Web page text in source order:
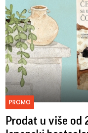
PROMO
Prodat u više od